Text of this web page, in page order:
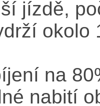
jízdě,
okolo
na
nabití